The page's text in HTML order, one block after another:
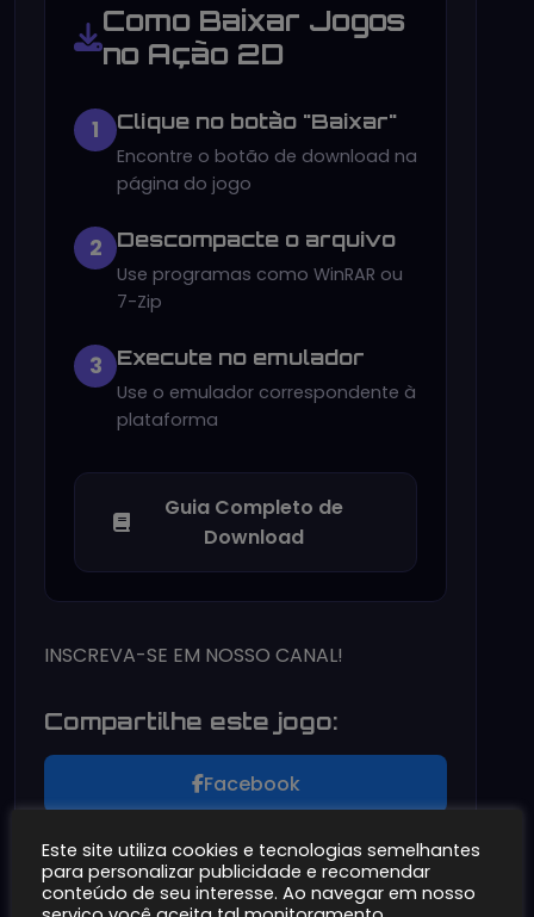
Como Baixar Jogos
no Ação 2D
1 Clique no botão "Baixar"
Encontre o botão de download na
página do jogo
2 Descompacte o arquivo
Use programas como WinRAR ou
7-Zip
3 Execute no emulador
Use o emulador correspondente à
plataforma
Guia Completo de
Download
INSCREVA-SE EM NOSSO CANAL!
Compartilhe este jogo:
Facebook
Twitter
WhatsApp
Este site utiliza cookies e tecnologias semelhantes
para personalizar publicidade e recomendar
conteúdo de seu interesse. Ao navegar em nosso